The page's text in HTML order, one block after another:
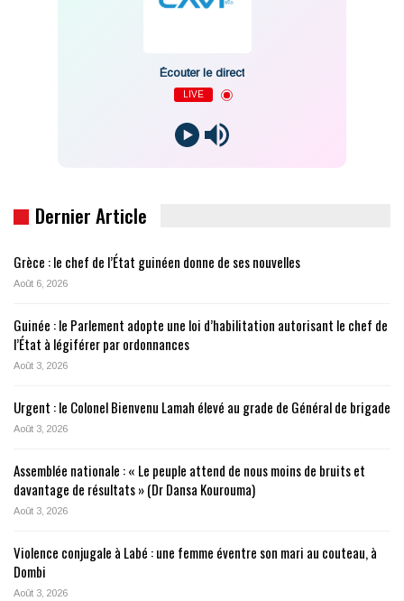
Écouter le direct
LIVE
Dernier Article
Grèce : le chef de l’État guinéen donne de ses nouvelles
Août 6, 2026
Guinée : le Parlement adopte une loi d’habilitation autorisant le chef de
l’État à légiférer par ordonnances
Août 3, 2026
Urgent : le Colonel Bienvenu Lamah élevé au grade de Général de brigade
Août 3, 2026
Assemblée nationale : « Le peuple attend de nous moins de bruits et
davantage de résultats » (Dr Dansa Kourouma)
Août 3, 2026
Violence conjugale à Labé : une femme éventre son mari au couteau, à
Dombi
Août 3, 2026